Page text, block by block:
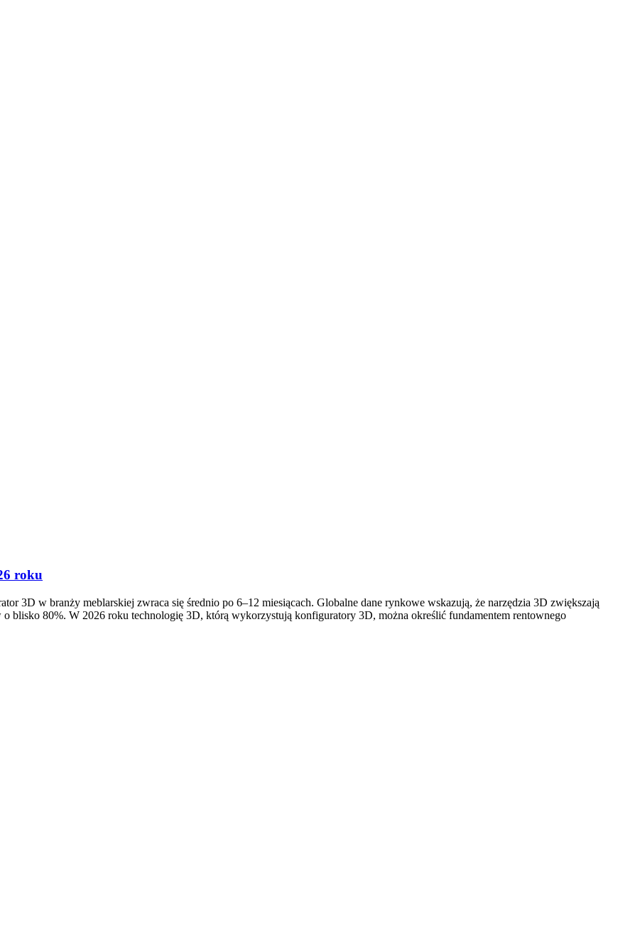
roku
3D w branży meblarskiej zwraca się średnio po 6–12 miesiącach. Globalne dane rynkowe wskazują, że narzędzia 3D zwiększają
blisko 80%. W 2026 roku technologię 3D, którą wykorzystują konfiguratory 3D, można określić fundamentem rentownego